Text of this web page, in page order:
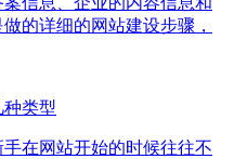
的详细的网站建设步骤，
类型
在网站开始的时候往往不